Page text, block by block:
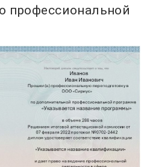
профессиональной